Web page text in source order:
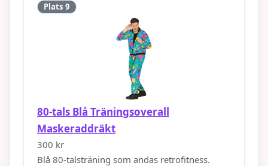
Plats 9
80-tals Blå Träningsoverall
Maskeraddräkt
300 kr
Blå 80-talsträning som andas retrofitness.